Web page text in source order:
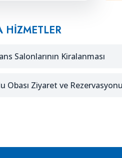
HIZMETLER
Salonlarının Kiralanması
Obası Ziyaret ve Rezervasyonu